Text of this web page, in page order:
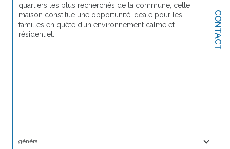
CONTACT
quartiers les plus recherchés de la commune, cette
maison constitue une opportunité idéale pour les
familles en quête d’un environnement calme et
résidentiel.
général